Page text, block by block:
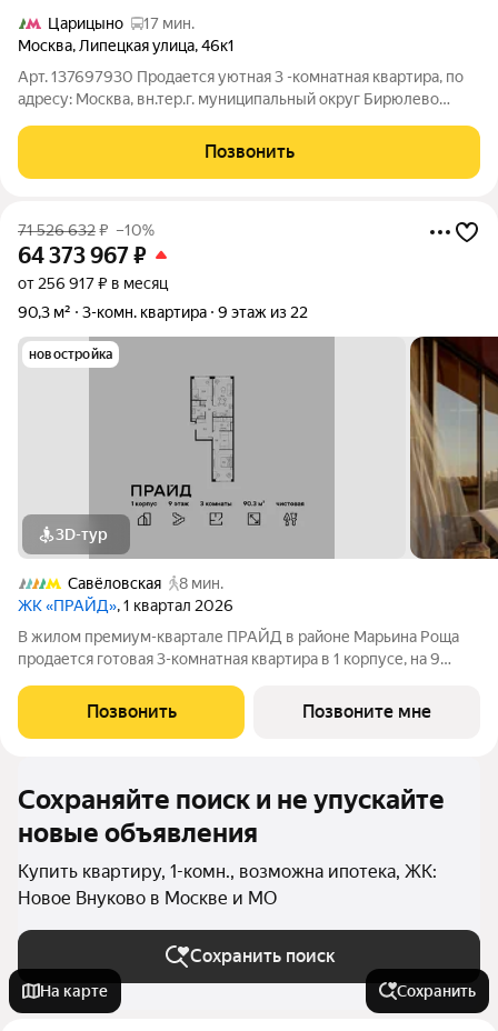
Царицыно
17 мин.
Москва, Липецкая улица,46к1
Арт. 137697930 Продается уютная 3 -комнатная квартира, по
адресу: Москва, вн.тер.г. муниципальный округ Бирюлево
74.7 квм. Комнаты ( 19.1+15.0+11.2) Ключевые преимущества:
Косметический
Позвонить
71 526 632₽ –10%
64 373 967₽
от 256 917 ₽ в месяц
90,3 м²
3-комн. квартира 9 этаж из 22
новостройка
3D-тур
Савёловская
8 мин.
ЖК «ПРАЙД», 1 квартал 2026
В жилом премиум-квартале ПРАЙД в районе Марьина Роща
продается готовая 3-комнатная квартира в 1 корпусе, на 9
PIONEER. Ключи в 2026 году. Площадь комнат: кухня-
Позвонить Позвоните мне
Сохраняйте поиск и не упускайте
новые объявления
Купить квартиру, 1-комн., возможна ипотека, ЖК:
Новое Внуково в Москве и МО
Сохранить поиск
На карте Сохранить